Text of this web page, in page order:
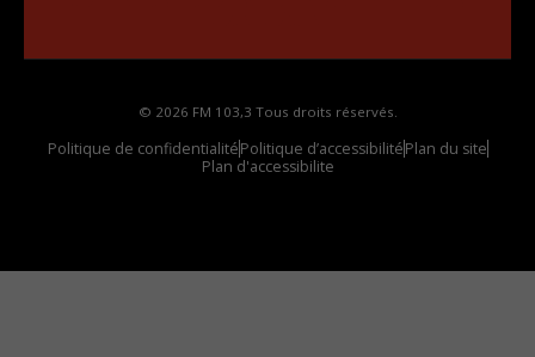
© 2026 FM 103,3 Tous droits réservés.
Politique de confidentialitéPolitique d’accessibilitéPlan du site
Plan d'accessibilite